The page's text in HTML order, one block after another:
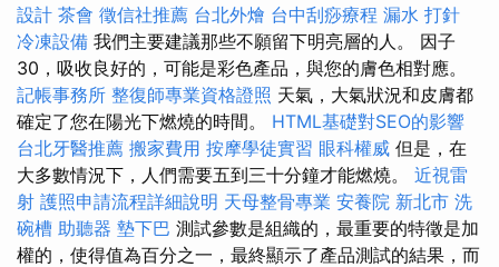
設計 茶會 徵信社推薦 台北外燴 台中刮痧療程 漏水 打針
冷凍設備 我們主要建議那些不願留下明亮層的人。 因子
30，吸收良好的，可能是彩色產品，與您的膚色相對應。
記帳事務所 整復師專業資格證照 天氣，大氣狀況和皮膚都
確定了您在陽光下燃燒的時間。 HTML基礎對SEO的影響
台北牙醫推薦 搬家費用 按摩學徒實習 眼科權威 但是，在
大多數情況下，人們需要五到三十分鐘才能燃燒。 近視雷
射 護照申請流程詳細說明 天母整骨專業 安養院 新北市 洗
碗槽 助聽器 墊下巴 測試參數是組織的，最重要的特徵是加
權的，使得值為百分之一，最終顯示了產品測試的結果，而